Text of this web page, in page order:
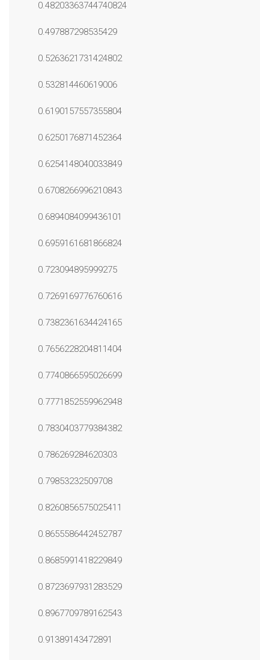
0.48203363744740824
0.497887298535429
0.5263621731424802
0.532814460619006
0.6190157557355804
0.6250176871452364
0.6254148040033849
0.6708266996210843
0.6894084099436101
0.6959161681866824
0.723094895999275
0.7269169776760616
0.7382361634424165
0.7656228204811404
0.7740866595026699
0.7771852559962948
0.7830403779384382
0.786269284620303
0.79853232509708
0.8260856575025411
0.8655586442452787
0.8685991418229849
0.8723697931283529
0.8967709789162543
0.91389143472891